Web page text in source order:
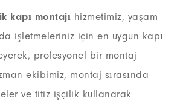
kapı montajı hizmetimiz, yaşam
işletmeleriniz için en uygun kapı
profesyonel bir montaj
ekibimiz, montaj sırasında
ve titiz işçilik kullanarak